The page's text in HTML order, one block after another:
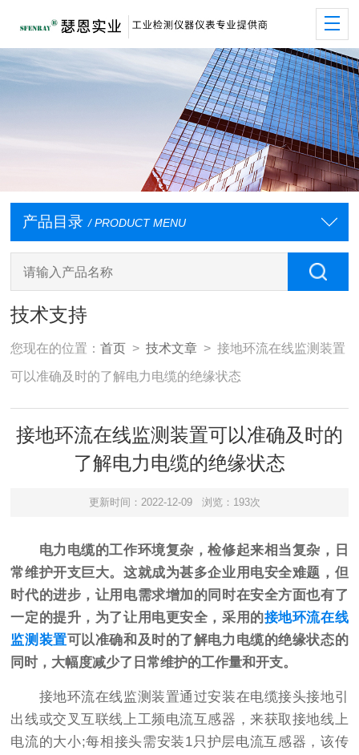
产品目录 / PRODUCT MENU
技术支持
您现在的位置：首页 >技术文章 > 接地环流在线监测装置
可以准确及时的了解电力电缆的绝缘状态
接地环流在线监测装置可以准确及时的
了解电力电缆的绝缘状态
更新时间：2022-12-09 浏览：193次
电力电缆的工作环境复杂，检修起来相当复杂，日
常维护开支巨大。这就成为甚多企业用电安全难题，但
时代的进步，让用电需求增加的同时在安全方面也有了
一定的提升，为了让用电更安全，采用的接地环流在线
监测装置可以准确和及时的了解电力电缆的绝缘状态的
同时，大幅度减少了日常维护的工作量和开支。
接地环流在线监测装置通过安装在电缆接头接地引
出线或交叉互联线上工频电流互感器，来获取接地线上
电流的大小;每相接头需安装1只护层电流互感器，该传